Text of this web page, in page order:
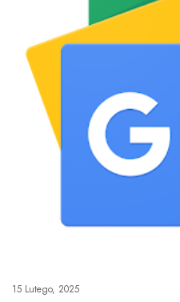
15 Lutego, 2025